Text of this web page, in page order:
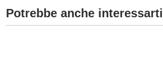
Potrebbe anche interessarti